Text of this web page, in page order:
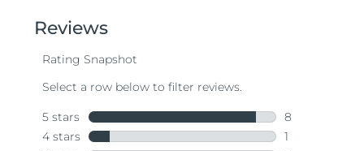
stars,
average
value.
Same
page
link.